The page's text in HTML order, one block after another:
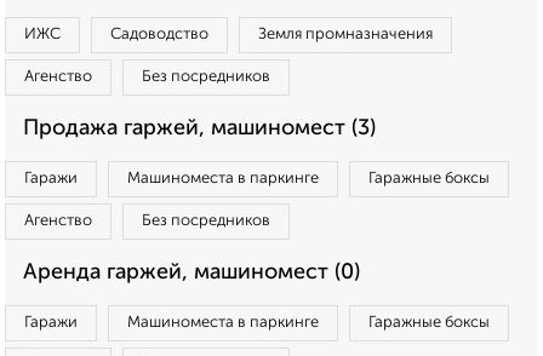
ИЖС Садоводство Земля промназначения
Агенство Без посредников
Продажа гаржей, машиномест (3)
Гаражи Машиноместа в паркинге Гаражные боксы
Агенство Без посредников
Аренда гаржей, машиномест (0)
Гаражи Машиноместа в паркинге Гаражные боксы